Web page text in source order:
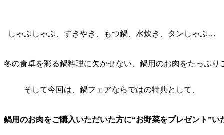
しゃぶしゃぶ、すきやき、もつ鍋、水炊き、タンしゃぶ…
冬の食卓を彩る鍋料理に欠かせない、鍋用のお肉をたっぷり
そして今回は、鍋フェアならではの特典として、
鍋用のお肉をご購入いただいた方に“お野菜をプレゼント”い